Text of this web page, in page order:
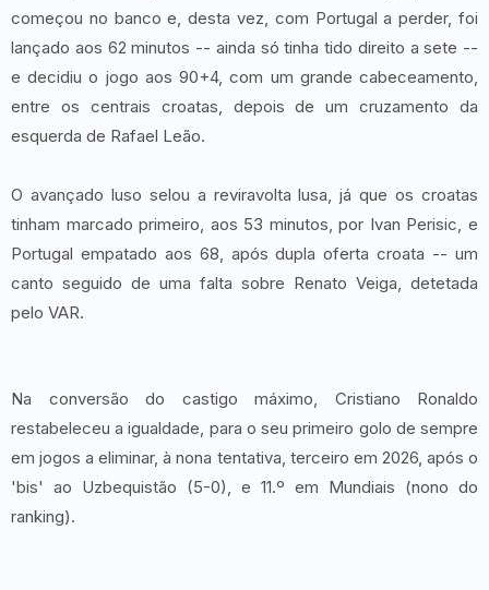
começou no banco e, desta vez, com Portugal a perder, foi
lançado aos 62 minutos -- ainda só tinha tido direito a sete --
e decidiu o jogo aos 90+4, com um grande cabeceamento,
entre os centrais croatas, depois de um cruzamento da
esquerda de Rafael Leão.
O avançado luso selou a reviravolta lusa, já que os croatas
tinham marcado primeiro, aos 53 minutos, por Ivan Perisic, e
Portugal empatado aos 68, após dupla oferta croata -- um
canto seguido de uma falta sobre Renato Veiga, detetada
pelo VAR.
Na conversão do castigo máximo, Cristiano Ronaldo
restabeleceu a igualdade, para o seu primeiro golo de sempre
em jogos a eliminar, à nona tentativa, terceiro em 2026, após o
'bis' ao Uzbequistão (5-0), e 11.º em Mundiais (nono do
ranking).